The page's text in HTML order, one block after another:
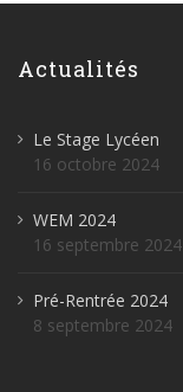
Actualités
Le Stage Lycéen
16 octobre 2024
WEM 2024
16 septembre 2024
Pré-Rentrée 2024
8 septembre 2024